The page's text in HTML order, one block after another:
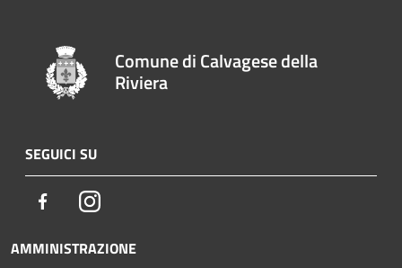
Comune di Calvagese della
Riviera
SEGUICI SU
FacebookInstagram
AMMINISTRAZIONE